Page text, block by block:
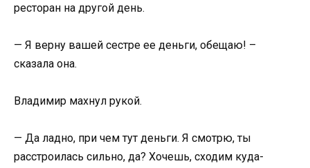
ресторан на другой день.
— Я верну вашей сестре ее деньги, обещаю! –
сказала она.
Владимир махнул рукой.
— Да ладно, при чем тут деньги. Я смотрю, ты
расстроилась сильно, да? Хочешь, сходим куда-